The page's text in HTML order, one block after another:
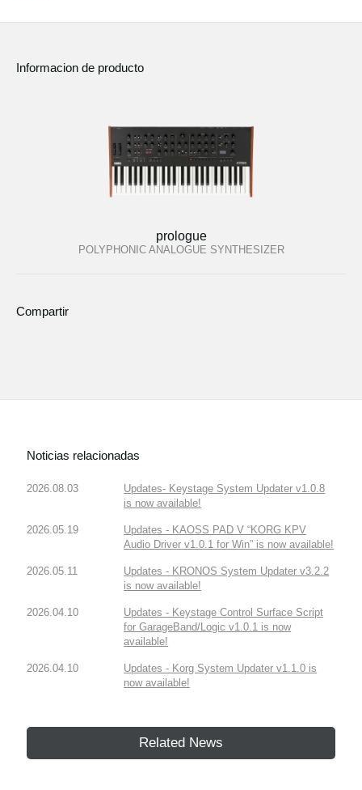
Informacion de producto
prologue
POLYPHONIC ANALOGUE SYNTHESIZER
Compartir
Noticias relacionadas
2026.08.03
Updates- Keystage System Updater v1.0.8
is now available!
2026.05.19
Updates - KAOSS PAD V “KORG KPV
Audio Driver v1.0.1 for Win” is now available!
2026.05.11
Updates - KRONOS System Updater v3.2.2
is now available!
2026.04.10
Updates - Keystage Control Surface Script
for GarageBand/Logic v1.0.1 is now
available!
2026.04.10
Updates - Korg System Updater v1.1.0 is
now available!
Related News